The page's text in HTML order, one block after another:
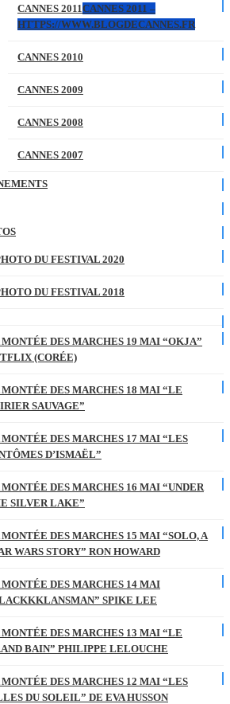
CANNES 2011CANNES 2011 –
HTTPS://WWW.BLOGDECANNES.FR
CANNES 2010
CANNES 2009
CANNES 2008
CANNES 2007
DU FESTIVAL 2020
DU FESTIVAL 2018
DES MARCHES 19 MAI “OKJA”
(CORÉE)
DES MARCHES 18 MAI “LE
SAUVAGE”
DES MARCHES 17 MAI “LES
D’ISMAËL”
DES MARCHES 16 MAI “UNDER
SILVER LAKE”
DES MARCHES 15 MAI “SOLO, A
WARS STORY” RON HOWARD
DES MARCHES 14 MAI
SPIKE LEE
DES MARCHES 13 MAI “LE
BAIN” PHILIPPE LELOUCHE
DES MARCHES 12 MAI “LES
DU SOLEIL” DE EVA HUSSON